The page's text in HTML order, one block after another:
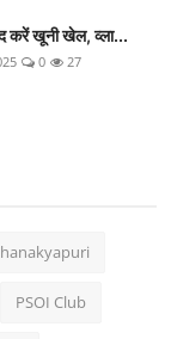
करें खूनी खेल, व्ला...
0 27
PSOI Club